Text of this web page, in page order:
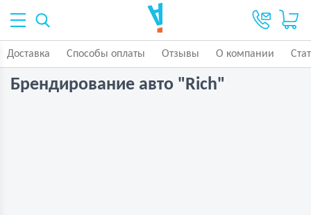
Доставка Способы оплаты Отзывы О компании
Брендирование авто "Rich"